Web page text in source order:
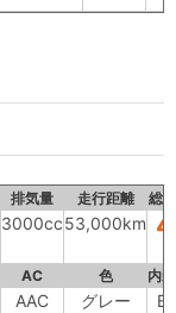
排気量 走行距離 総
3000cc53,000km
AC 色 内装
AAC グレー B